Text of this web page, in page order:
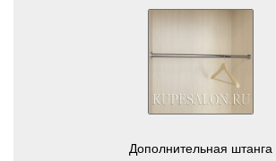
Дополнительная штанга